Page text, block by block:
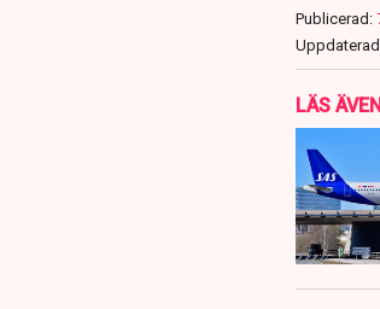
Publicerad:
LÄS ÄVEN